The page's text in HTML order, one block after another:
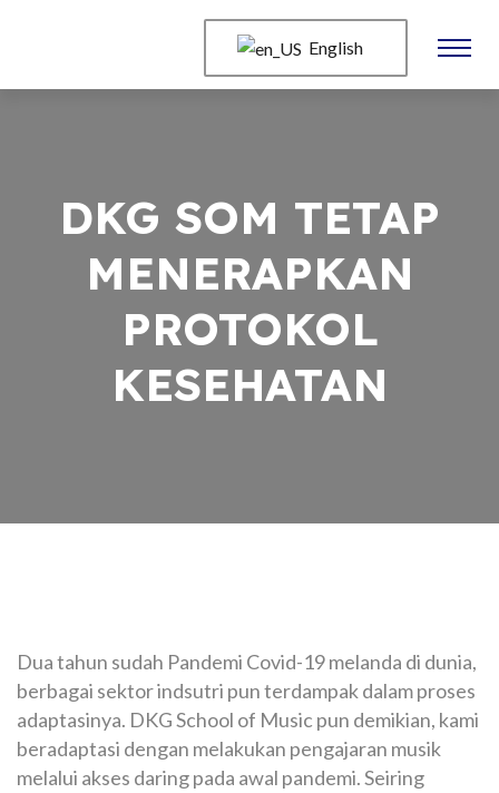
English
DKG SOM TETAP
MENERAPKAN
PROTOKOL
KESEHATAN
Dua tahun sudah Pandemi Covid-19 melanda di dunia,
berbagai sektor indsutri pun terdampak dalam proses
adaptasinya. DKG School of Music pun demikian, kami
beradaptasi dengan melakukan pengajaran musik
melalui akses daring pada awal pandemi.Seiring